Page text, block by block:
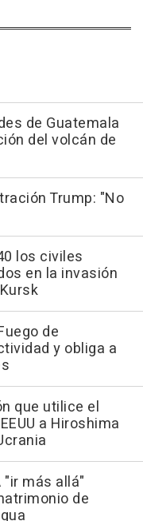
de Guatemala
del volcán de
Trump: "No
los civiles
en la invasión
de
y obliga a
que utilice el
a Hiroshima
"ir más allá"
de